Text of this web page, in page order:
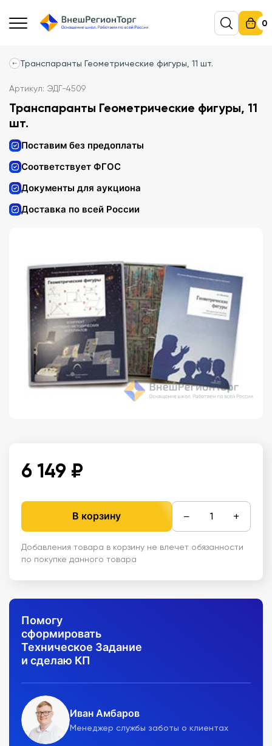
0
Транспаранты Геометрические фигуры, 11 шт.
Артикул: ЭДГ-4509
Транспаранты Геометрические фигуры, 11
шт.
Поставим без предоплаты
Соответствует ФГОС
Документы для аукциона
Доставка по всей России
6 149 ₽
В корзину − +
Добавления товара в корзину не влечет обязанности
по покупке данного товара
Помогу
сформировать
Техническое Задание
и сделаю КП
Иван Амбаров
Менеджер службы заботы о клиентах